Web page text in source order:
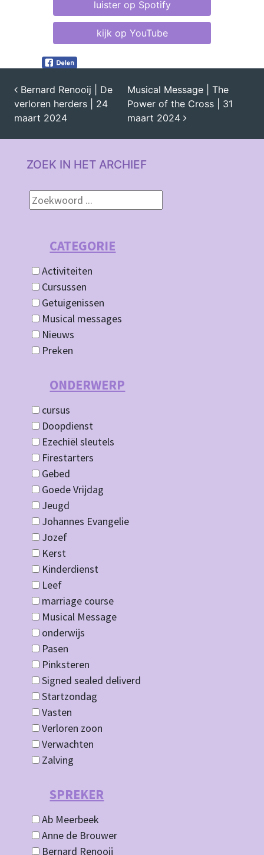
luister op Spotify
kijk op YouTube
BERICHT NAVIGATIE
Bernard Renooij | De
verloren herders | 24
maart 2024
Musical Message | The
Power of the Cross | 31
maart 2024
ZOEK IN HET ARCHIEF
CATEGORIE
Activiteiten
Cursussen
Getuigenissen
Musical messages
Nieuws
Preken
ONDERWERP
cursus
Doopdienst
Ezechiël sleutels
Firestarters
Gebed
Goede Vrijdag
Jeugd
Johannes Evangelie
Jozef
Kerst
Kinderdienst
Leef
marriage course
Musical Message
onderwijs
Pasen
Pinksteren
Signed sealed deliverd
Startzondag
Vasten
Verloren zoon
Verwachten
Zalving
SPREKER
Ab Meerbeek
Anne de Brouwer
Bernard Renooij